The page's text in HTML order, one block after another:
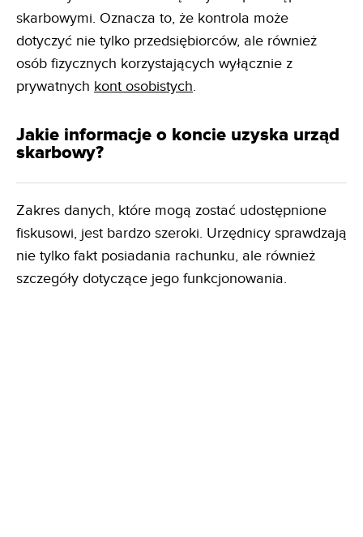
skarbowymi. Oznacza to, że kontrola może
dotyczyć nie tylko przedsiębiorców, ale również
osób fizycznych korzystających wyłącznie z
prywatnych kont osobistych.
Jakie informacje o koncie uzyska urząd
skarbowy?
Zakres danych, które mogą zostać udostępnione
fiskusowi, jest bardzo szeroki. Urzędnicy sprawdzają
nie tylko fakt posiadania rachunku, ale również
szczegóły dotyczące jego funkcjonowania.